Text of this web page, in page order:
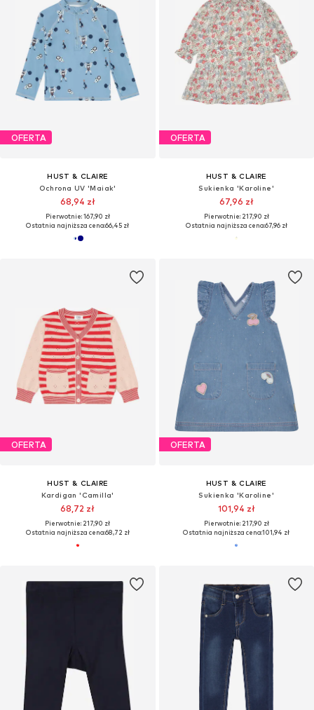
OFERTA
HUST & CLAIRE
Ochrona UV 'Maiak'
68,94 zł
Pierwotnie: 167,90 zł
Ostatnia najniższa cena:66,45 zł
OFERTA
HUST & CLAIRE
Sukienka 'Karoline'
67,96 zł
Pierwotnie: 217,90 zł
Ostatnia najniższa cena:67,96 zł
OFERTA
HUST & CLAIRE
Kardigan 'Camilla'
68,72 zł
Pierwotnie: 217,90 zł
Ostatnia najniższa cena:68,72 zł
OFERTA
HUST & CLAIRE
Sukienka 'Karoline'
101,94 zł
Pierwotnie: 217,90 zł
Ostatnia najniższa cena:101,94 zł